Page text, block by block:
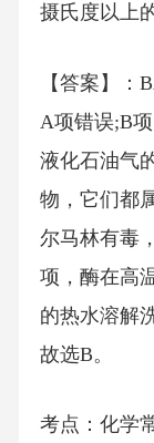
摄氏度以上
【答案】：
A项错误;B
液化石油气
物，它们都
尔马林有毒
项，酶在高
的热水溶解
故选B。
考点：化学